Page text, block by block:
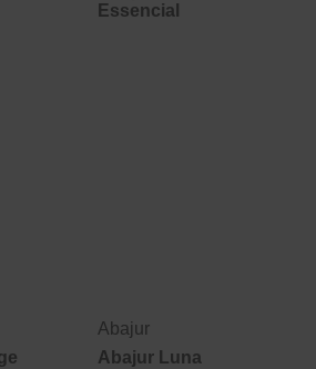
Essencial
Abajur
Abajur Luna